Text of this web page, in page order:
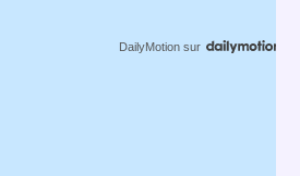
DailyMotion sur